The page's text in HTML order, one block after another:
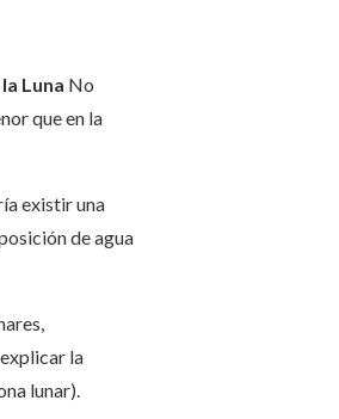
Luna No
que en la
existir una
de agua
la
lunar).